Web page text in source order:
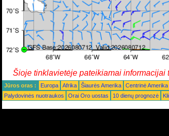
Šioje tinklavietėje pateikiamai informacijai
Jūros oras : Europa Afrika Šiaurės Amerika Centrinė Amerika
Palydovinės nuotraukos
Orai Oro uostas 10 dienų prognozė